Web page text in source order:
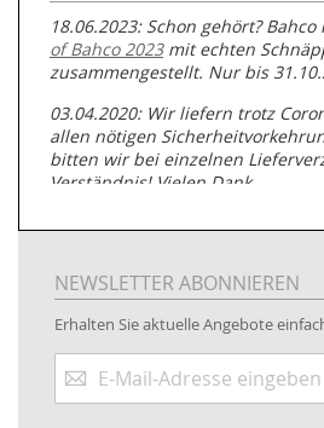
18.06.2023: Schon gehört?
of Bahco 2023mit echten
zusammengestellt. Nur bis
03.04.2020: Wir liefern trotz
allen nötigen
bitten wir bei einzelnen
Verständnis! Vielen Dank.
05.07.2019: Neuester Zugang zu
Rohrbearbeitung
01.06.2019: Individuell
bedruckte
www.kabeltrommeln-versand.de/
04.11.2018: Überarbeitung der
NEWSLETTER ABONNIEREN
Erhalten Sie aktuelle Angebote
zum